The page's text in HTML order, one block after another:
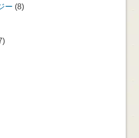
ー (8)